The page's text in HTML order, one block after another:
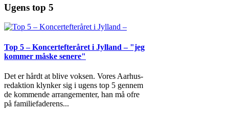
Ugens top 5
Top 5 – Koncertefteråret i Jylland – "jeg
kommer måske senere"
Det er hårdt at blive voksen. Vores Aarhus-
redaktion klynker sig i ugens top 5 gennem
de kommende arrangementer, han må ofre
på familiefaderens...